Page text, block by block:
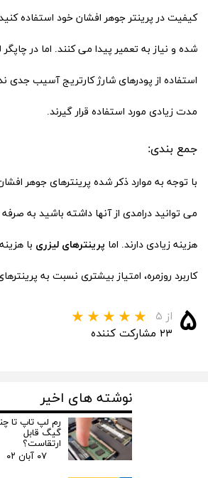
کیفیت در پرینتر جوهر افشان خود استفاده
شده و نیاز به تعمیر پیدا می کنند. اما در
استفاده از پودرهای شارژ کارتریج آسیب جدی
مدت زیادی مورد استفاده قرار گیرند.
جمع بندی:
با توجه به موارد ذکر شده پرینترهای جوهر
می توانید درامدی از آنها داشته باشید به
هزینه زیادی دارند. اما پرینترهای لیزری با
کاربرد روزمره، امتیاز بیشتری نسبت به
۵ از ۵
۲۳ مشارکت کننده
نوشته های اخیر
رم لپ تاپ تا
گیگ قابل
ارتقاست؟
۰۷ آبان ۰۲